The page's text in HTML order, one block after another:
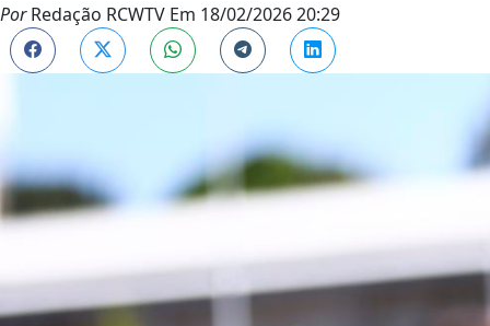
PorRedação RCWTV Em 18/02/2026 20:29